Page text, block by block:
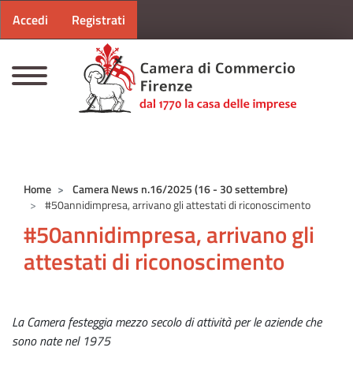
Menu profilo utente
Accedi Registrati
Home
Camera News n.16/2025 (16 - 30 settembre)
#50annidimpresa, arrivano gli attestati di riconoscimento
#50annidimpresa, arrivano gli
attestati di riconoscimento
La Camera festeggia mezzo secolo di attività per le aziende che
sono nate nel 1975